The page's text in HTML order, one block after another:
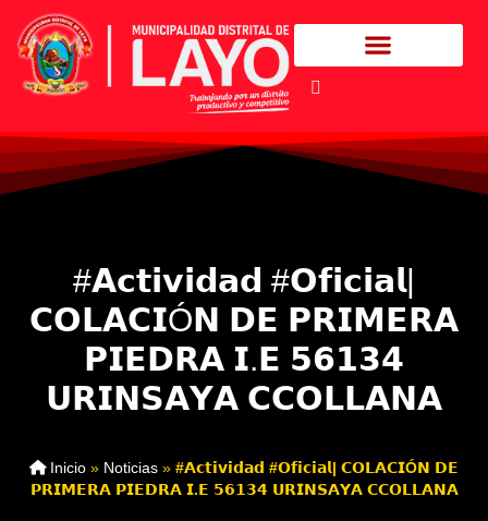
#𝗔𝗰𝘁𝗶𝘃𝗶𝗱𝗮𝗱 #𝗢𝗳𝗶𝗰𝗶𝗮𝗹|
𝗖𝗢𝗟𝗔𝗖𝗜Ó𝗡 𝗗𝗘 𝗣𝗥𝗜𝗠𝗘𝗥𝗔
𝗣𝗜𝗘𝗗𝗥𝗔 𝗜.𝗘 𝟱𝟲𝟭𝟯𝟰
𝗨𝗥𝗜𝗡𝗦𝗔𝗬𝗔 𝗖𝗖𝗢𝗟𝗟𝗔𝗡𝗔
Inicio » Noticias » #𝗔𝗰𝘁𝗶𝘃𝗶𝗱𝗮𝗱 #𝗢𝗳𝗶𝗰𝗶𝗮𝗹| 𝗖𝗢𝗟𝗔𝗖𝗜Ó𝗡 𝗗𝗘
𝗣𝗥𝗜𝗠𝗘𝗥𝗔 𝗣𝗜𝗘𝗗𝗥𝗔 𝗜.𝗘 𝟱𝟲𝟭𝟯𝟰 𝗨𝗥𝗜𝗡𝗦𝗔𝗬𝗔 𝗖𝗖𝗢𝗟𝗟𝗔𝗡𝗔